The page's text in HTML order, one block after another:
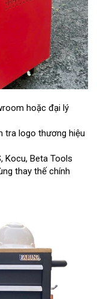
hoặc đại lý
tra logo thương hiệu
Kocu, Beta Tools
thay thế chính